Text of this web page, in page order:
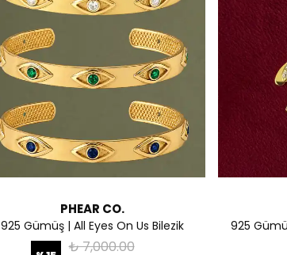
PHEAR CO.
925 Gümüş | All Eyes On Us Bilezik
₺ 7,000.00
925